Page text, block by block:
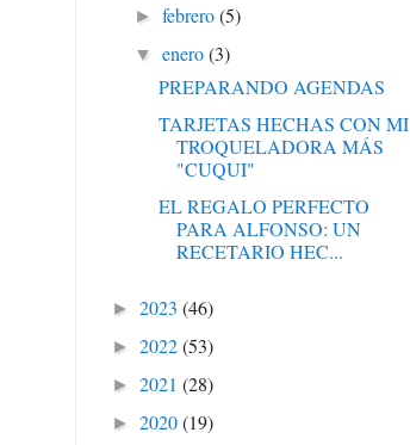
►febrero(5)
▼enero(3)
PREPARANDO AGENDAS
TARJETAS HECHAS CON MI
TROQUELADORA MÁS
"CUQUI"
EL REGALO PERFECTO
PARA ALFONSO: UN
RECETARIO HEC...
► 2023 (46)
► 2022(53)
► 2021 (28)
► 2020(19)